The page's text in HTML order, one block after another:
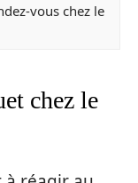
vous chez le
chez le